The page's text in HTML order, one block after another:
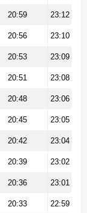
20:59 23:12
20:56 23:10
20:53 23:09
20:51 23:08
20:48 23:06
20:45 23:05
20:42 23:04
20:39 23:02
20:36 23:01
20:33 22:59